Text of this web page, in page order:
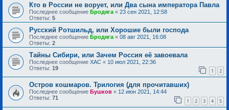
Кто в России не ворует, или Два сына императора Павла
Последнее сообщение Бродяга « 23 сен 2021, 12:58
Ответы: 5
Русский Ротшильд, или Хорошие были господа
Последнее сообщение Бродяга « 08 авг 2021, 16:08
Ответы: 2
Тайны Сибири, или Зачем Россия её завоевала
Последнее сообщение ХАС « 10 июл 2021, 22:36
Ответы: 19 1 2
Остров кошмаров. Трилогия (для прочитавших)
Последнее сообщение Бушков « 12 июн 2021, 14:44
Ответы: 71 1 2 3 4 5